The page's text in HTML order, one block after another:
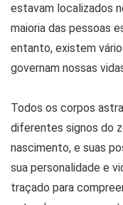
estavam localizados
maioria das pessoas
entanto, existem
governam nossas
Todos os corpos
diferentes signos do
nascimento, e suas
sua personalidade e
traçado para